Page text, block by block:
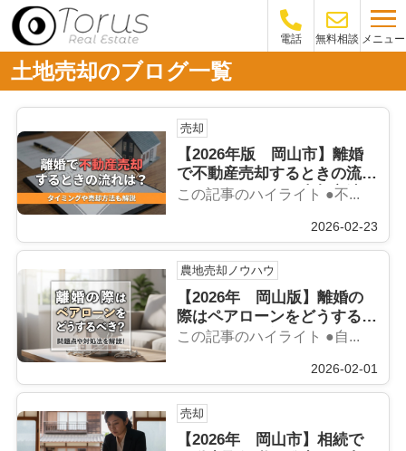
電話 無料相談 メニュー
土地売却のブログ一覧
売却
【2026年版 岡山市】離婚
で不動産売却するときの流れ
は？タイミングや売却方法も
この記事のハイライト ●不...
2026-02-23
農地売却ノウハウ
【2026年 岡山版】離婚の
際はペアローンをどうするべ
き？問題点や対処法を解説！
この記事のハイライト ●自...
2026-02-01
売却
【2026年 岡山市】相続で